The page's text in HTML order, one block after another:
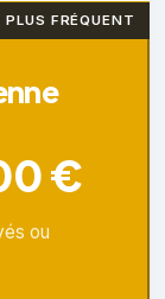
PLUS FRÉQUENT
€
ou